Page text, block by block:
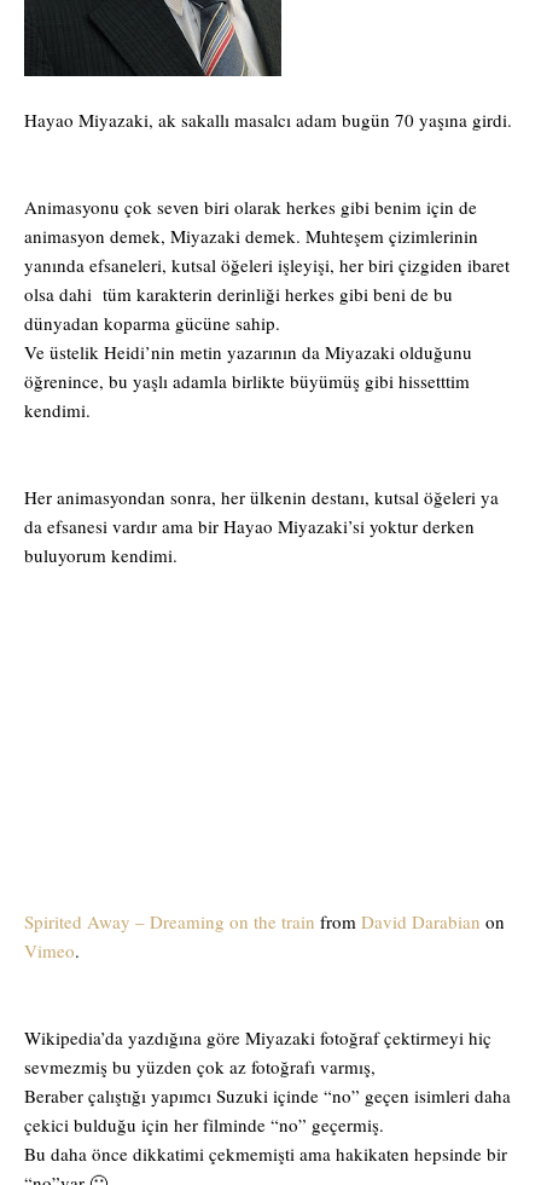
Hayao Miyazaki, ak sakallı masalcı adam bugün 70 yaşına girdi.
Animasyonu çok seven biri olarak herkes gibi benim için de
animasyon demek, Miyazaki demek. Muhteşem çizimlerinin
yanında efsaneleri, kutsal öğeleri işleyişi, her biri çizgiden ibaret
olsa dahi tüm karakterin derinliği herkes gibi beni de bu
dünyadan koparma gücüne sahip.
Ve üstelik Heidi’nin metin yazarının da Miyazaki olduğunu
öğrenince, bu yaşlı adamla birlikte büyümüş gibi hissetttim
kendimi.
Her animasyondan sonra, her ülkenin destanı, kutsal öğeleri ya
da efsanesi vardır ama bir Hayao Miyazaki’si yoktur derken
buluyorum kendimi.
Spirited Away – Dreaming on the train from David Darabian on
Vimeo.
Wikipedia’da yazdığına göre Miyazaki fotoğraf çektirmeyi hiç
sevmezmiş bu yüzden çok az fotoğrafı varmış,
Beraber çalıştığı yapımcı Suzuki içinde “no” geçen isimleri daha
çekici bulduğu için her filminde “no” geçermiş.
Bu daha önce dikkatimi çekmemişti ama hakikaten hepsinde bir